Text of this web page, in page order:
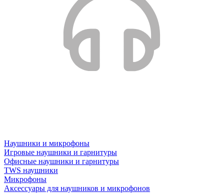
Наушники и микрофоны
Игровые наушники и гарнитуры
Офисные наушники и гарнитуры
TWS наушники
Микрофоны
Аксессуары для наушников и микрофонов